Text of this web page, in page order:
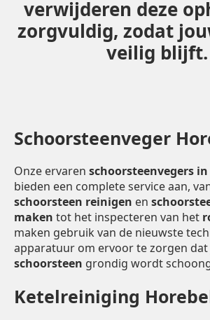
verwijderen deze
zorgvuldig, zodat
veilig blijft.
Schoorsteenveger
Onze ervaren schoorsteenvegers
bieden een complete service aan,
schoorsteen reinigen en
maken tot het inspecteren van het
maken gebruik van de nieuwste
apparatuur om ervoor te zorgen
schoorsteen grondig wordt
Ketelreiniging